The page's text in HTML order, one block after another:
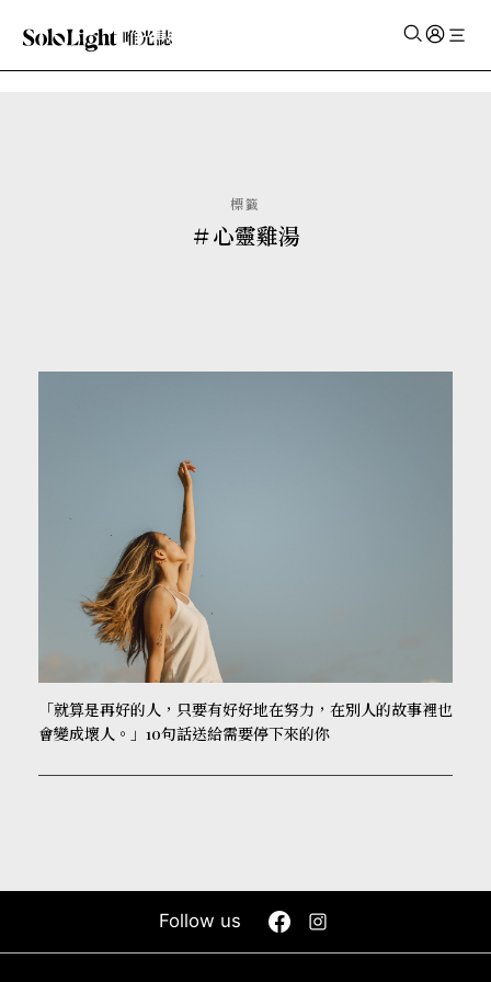
標籤
＃心靈雞湯
「就算是再好的人，只要有好好地在努力，在別人的故事裡也
會變成壞人。」10句話送給需要停下來的你
Follow us